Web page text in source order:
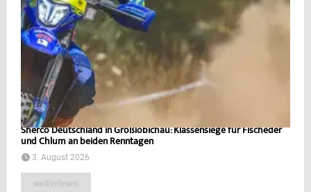
Sherco Deutschland in Großlöbichau: Klassensiege für Fischeder
und Chlum an beiden Renntagen
3. August 2026
weiterlesen